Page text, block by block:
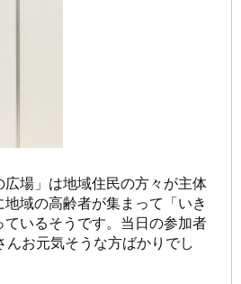
広場」は地域住民の方々が主体
域の高齢者が集まって「いき
ているそうです。当日の参加者
んお元気そうな方ばかりでし